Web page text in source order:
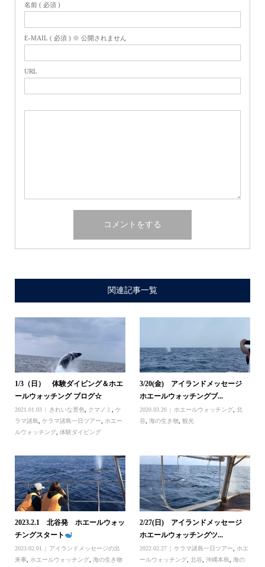
名前 ( 必須 )
E-MAIL ( 必須 ) ※ 公開されません
URL
関連記事一覧
1/3（日） 体験ダイビング＆ホエ
ールウォッチング ブログ☆
2021.01.03 きれいな景色 クマノミ
ケ
ラマ諸島
ケラマ諸島一日ツアー
ホエー
ルウォッチング, 体験ダイビング
3/20(金) アイランドメッセージ
ホエールウォッチングブ...
2020.03.20 ホエールウォッチング ,北
谷 ,海の生き物 ,観光
2023.2.1 北谷発 ホエールウォッ
チングスタート
2023.02.01
アイランドメッセージの出
来事, ホエールウォッチング, 海の生き物
2/27(日) アイランドメッセージ
ホエールウォッチングツ...
2022.02.27 ケラマ諸島一日ツアー
ホエ
ールウォッチング ,北谷 ,沖縄本島 ,海の